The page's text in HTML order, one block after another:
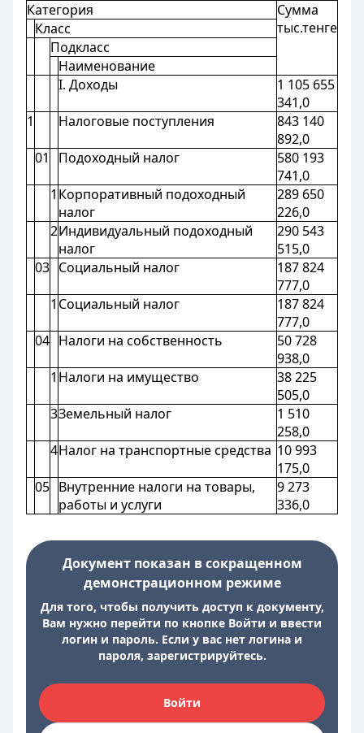
Категория
Сумма
тыс.тенге
Класс
Подкласс
Наименование
I. Доходы
1 105 655
341,0
1
Налоговые поступления
843 140
892,0
01
Подоходный налог
580 193
741,0
1 Корпоративный подоходный
налог
289 650
226,0
2Индивидуальный подоходный
налог
290 543
515,0
03 Социальный налог
187 824
777,0
1 Социальный налог
187 824
777,0
04 Налоги на собственность
50 728
938,0
1 Налоги на имущество
38 225
505,0
3Земельный налог
1 510
258,0
4Налог на транспортные средства 10 993
175,0
05 Внутренние налоги на товары,
работы и услуги
9 273
336,0
Документ показан в сокращенном
демонстрационном режиме
Для того, чтобы получить доступ к документу,
Вам нужно перейти по кнопке Войти и ввести
логин и пароль. Если у вас нет логина и
пароля, зарегистрируйтесь.
Войти